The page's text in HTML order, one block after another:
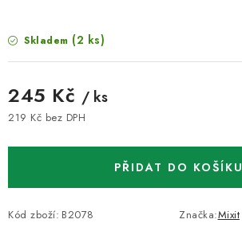
Reklamace a vrácení zboží
Skladem (2 ks)
245 Kč / ks
219 Kč bez DPH
PŘIDAT DO KOŠÍKU
Kód zboží: B2078 Značka:Mixit